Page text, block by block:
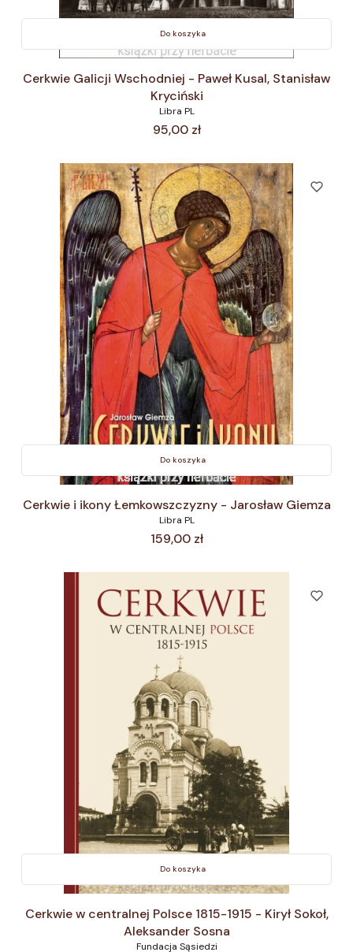
Do koszyka
Cerkwie Galicji Wschodniej - Paweł Kusal, Stanisław
Kryciński
Libra PL
Cena
95,00 zł
Do koszyka
Cerkwie i ikony Łemkowszczyzny - Jarosław Giemza
Libra PL
Cena
159,00 zł
Do koszyka
Cerkwie w centralnej Polsce 1815-1915 - Kirył Sokoł,
Aleksander Sosna
Fundacja Sąsiedzi